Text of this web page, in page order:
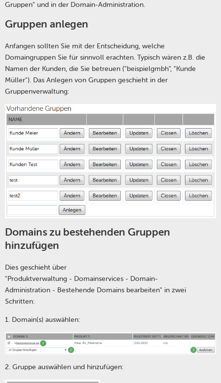
Gruppen" und in der Domain-Administration.
Gruppen anlegen
Anfangen sollten Sie mit der Entscheidung, welche
Domaingruppen Sie für sinnvoll erachten. Typisch wären z.B. die
Namen der Kunden, die Sie betreuen ("beispielgmbh", "Kunde
Müller"). Das Anlegen von Gruppen geschieht in der
Gruppenverwaltung:
Domains zu bestehenden Gruppen
hinzufügen
Dies geschieht über
"Produktverwaltung - Domainservices - Domain-
Administration - Bestehende Domains bearbeiten" in zwei
Schritten:
1. Domain(s) auswählen:
2. Gruppe auswählen und hinzufügen: